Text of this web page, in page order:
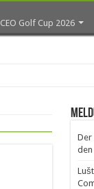
CEO Golf Cup 2026
Der